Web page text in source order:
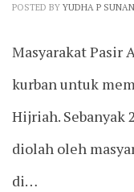
POSTED BY YUDHA P
Masyarakat Pasir
kurban untuk
Hijriah. Sebanyak
diolah oleh
di…